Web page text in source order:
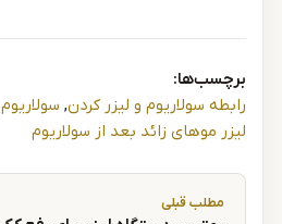
برچسب‌ها:
رابطه سولاریوم و لیزر کردن,
لیزر موهای زائد بعد از سولاریوم
راهبری نوشته
مطلب قبلی